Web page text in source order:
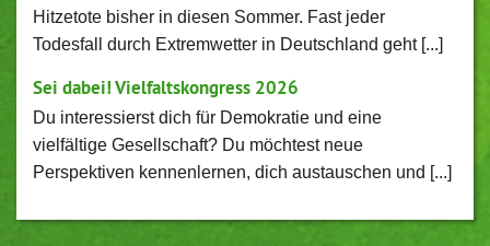
Hitzetote bisher in diesen Sommer. Fast jeder
Todesfall durch Extremwetter in Deutschland geht [...]
Sei dabei! Vielfaltskongress 2026
Du interessierst dich für Demokratie und eine
vielfältige Gesellschaft? Du möchtest neue
Perspektiven kennenlernen, dich austauschen und [...]